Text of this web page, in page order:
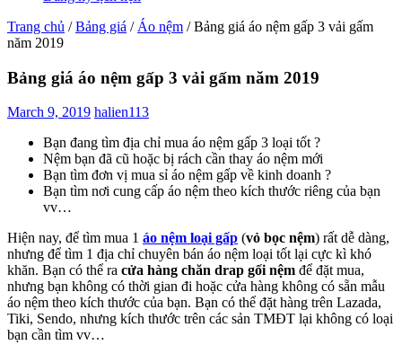
Trang chủ /Bảng giá / Áo nệm /Bảng giá áo nệm gấp 3 vải gấm
năm 2019
Bảng giá áo nệm gấp 3 vải gấm năm 2019
March 9, 2019 halien113
Bạn đang tìm địa chỉ mua áo nệm gấp 3 loại tốt ?
Nệm bạn đã cũ hoặc bị rách cần thay áo nệm mới
Bạn tìm đơn vị mua sỉ áo nệm gấp về kinh doanh ?
Bạn tìm nơi cung cấp áo nệm theo kích thước riêng của bạn
vv…
Hiện nay, để tìm mua 1 áo nệm loại gấp (vỏ bọc nệm) rất dễ dàng,
nhưng để tìm 1 địa chỉ chuyên bán áo nệm loại tốt lại cực kì khó
khăn. Bạn có thể ra cửa hàng chăn drap gối nệm để đặt mua,
nhưng bạn không có thời gian đi hoặc cửa hàng không có sẵn mẫu
áo nệm theo kích thước của bạn. Bạn có thể đặt hàng trên Lazada,
Tiki, Sendo, nhưng kích thước trên các sản TMĐT lại không có loại
bạn cần tìm vv…